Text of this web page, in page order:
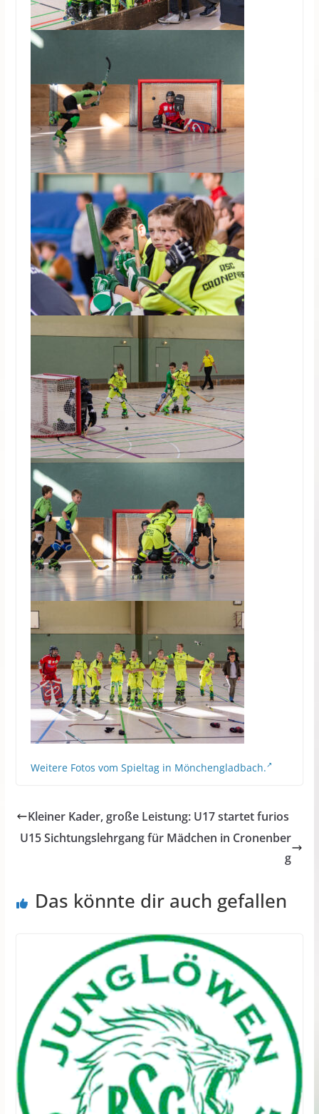
Weitere Fotos vom Spieltag in Mönchengladbach.
Kleiner Kader, große Leistung: U17 startet furios
U15 Sichtungslehrgang für Mädchen in Cronenber
g
Das könnte dir auch gefallen